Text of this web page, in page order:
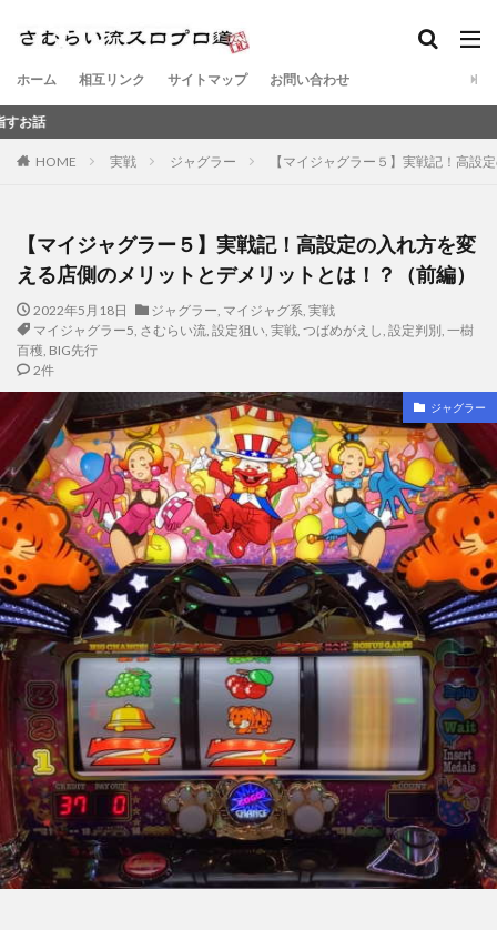
ホーム 相互リンク サイトマップ お問い合わせ
HOME 実戦 ジャグラー 【マイジャグラー５】実戦記！高設
【マイジャグラー５】実戦記！高設定の入れ方を変
える店側のメリットとデメリットとは！？（前編）
2022年5月18日 ジャグラー, マイジャグ系, 実戦
マイジャグラー5, さむらい流, 設定狙い, 実戦, つばめがえし, 設定判別, 一樹
百穫, BIG先行
2件
ジャグラー